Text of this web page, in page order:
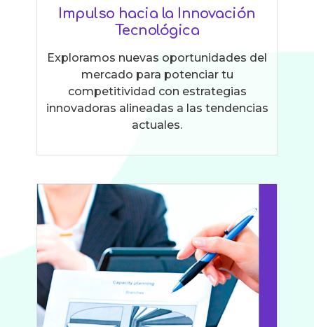
Impulso hacia la Innovación
Tecnológica
Exploramos nuevas oportunidades del
mercado para potenciar tu
competitividad con estrategias
innovadoras alineadas a las tendencias
actuales.